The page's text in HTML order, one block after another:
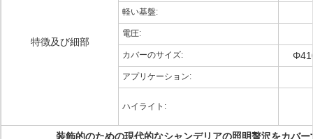
特徴及び細部
軽い基盤:
電圧:
カバーのサイズ:
アプリケーション:
ハイライト:
装飾的のための現代的なシャンデリアの照明贅沢をカバ